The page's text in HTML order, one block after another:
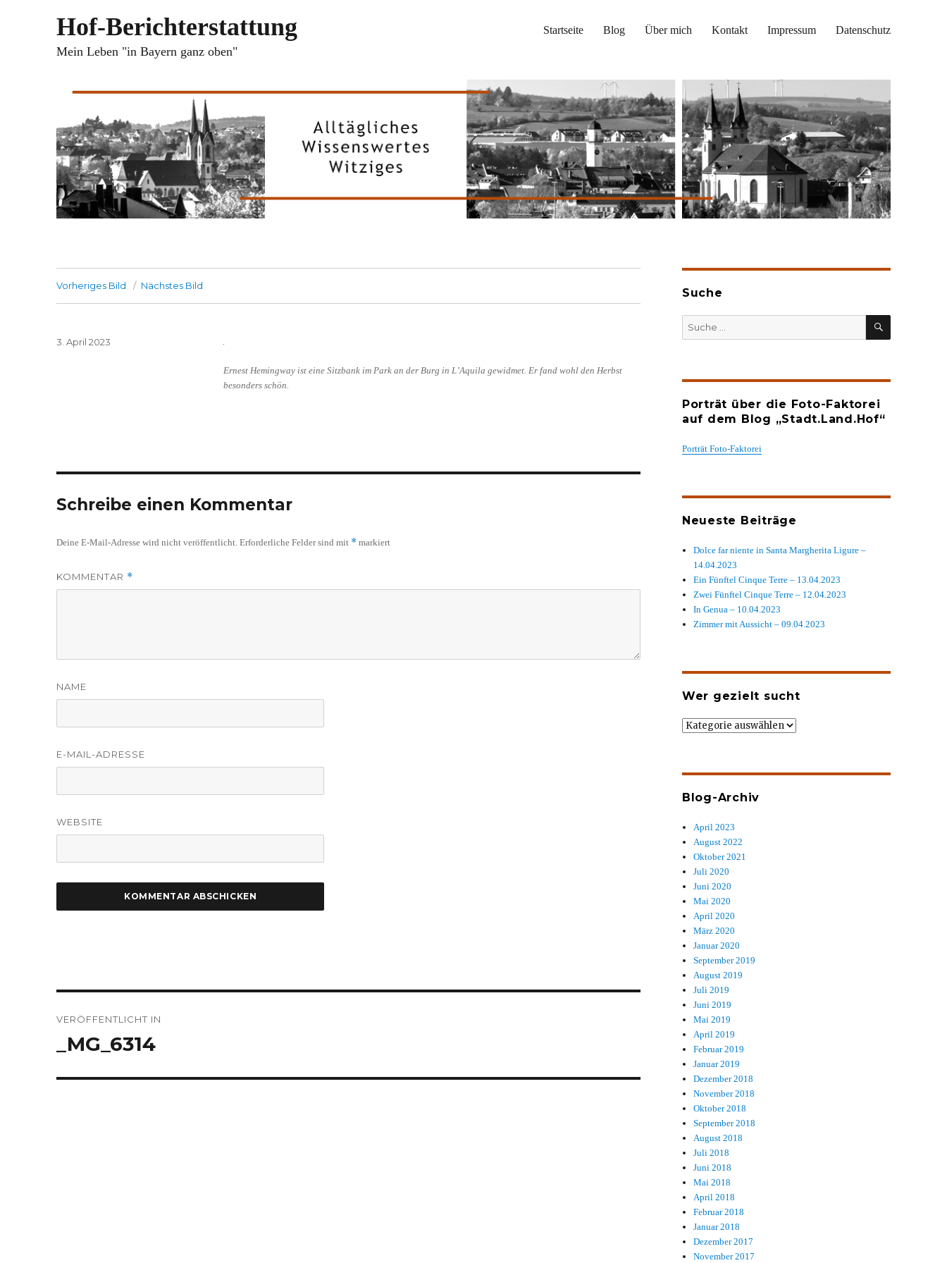
Hof-Berichterstattung
Mein Leben "in Bayern ganz oben"
Startseite Blog Über mich Kontakt Impressum Datenschutz
Vorheriges Bild Nächstes Bild
Ernest Hemingway ist eine Sitzbank im Park an der Burg in L’Aquila gewidmet. Er fand wohl den Herbst
besonders schön.
Veröffentlicht
3. April 2023
Schreibe einen Kommentar
Deine E-Mail-Adresse wird nicht veröffentlicht. Erforderliche Felder sind mit * markiert
KOMMENTAR *
NAME
E-MAIL-ADRESSE
WEBSITE
VERÖFFENTLICHT IN
_MG_6314
Suche
SUCHEN
Porträt über die Foto-Faktorei
auf dem Blog „Stadt.Land.Hof“
Porträt Foto-Faktorei
Neueste Beiträge
Dolce far niente in Santa Margherita Ligure –
14.04.2023
Ein Fünftel Cinque Terre – 13.04.2023
Zwei Fünftel Cinque Terre – 12.04.2023
In Genua – 10.04.2023
Zimmer mit Aussicht – 09.04.2023
Wer gezielt sucht
Wer
Blog-Archiv
April 2023
August 2022
Oktober 2021
Juli 2020
Juni 2020
Mai 2020
April 2020
März 2020
Januar 2020
September 2019
August 2019
Juli 2019
Juni 2019
Mai 2019
April 2019
Februar 2019
Januar 2019
Dezember 2018
November 2018
Oktober 2018
September 2018
August 2018
Juli 2018
Juni 2018
Mai 2018
April 2018
Februar 2018
Januar 2018
Dezember 2017
November 2017